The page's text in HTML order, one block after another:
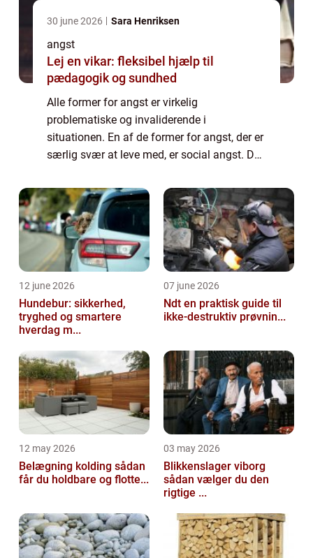
30 june 2026 Sara Henriksen
angst
Lej en vikar: fleksibel hjælp til
pædagogik og sundhed
Alle former for angst er virkelig
problematiske og invaliderende i
situationen. En af de former for angst, der er
særlig svær at leve med, er social angst. Der
former for sociale situationer. Det...
12 june 2026
Hundebur: sikkerhed,
tryghed og smartere
hverdag m...
07 june 2026
Ndt en praktisk guide til
ikke-destruktiv prøvnin...
12 may 2026
Belægning kolding sådan
får du holdbare og flotte...
03 may 2026
Blikkenslager viborg
sådan vælger du den
rigtige ...